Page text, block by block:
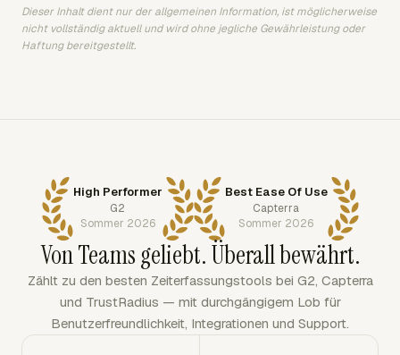
Dieser Inhalt dient nur der allgemeinen Information, ist möglicherweise
nicht vollständig aktuell und wird ohne jegliche Gewährleistung oder
Haftung bereitgestellt.
High Performer
G2
Sommer 2026
Best Ease Of Use
Capterra
Sommer 2026
Von Teams geliebt. Überall bewährt.
Zählt zu den besten Zeiterfassungstools bei G2, Capterra
und TrustRadius — mit durchgängigem Lob für
Benutzerfreundlichkeit, Integrationen und Support.